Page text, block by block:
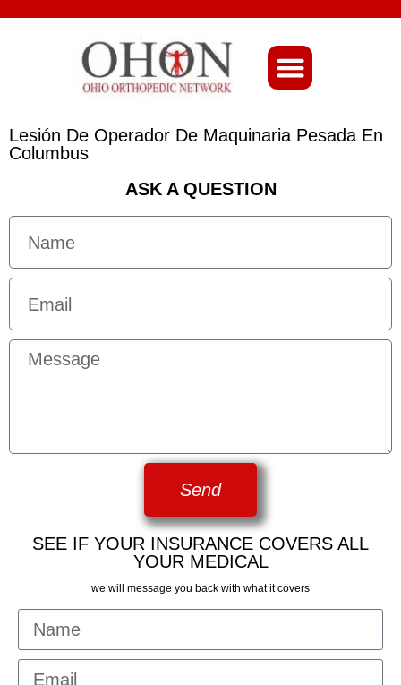
Lesión De Operador De Maquinaria Pesada En
Columbus
ASK A QUESTION
Send
SEE IF YOUR INSURANCE COVERS ALL
YOUR MEDICAL
we will message you back with what it covers